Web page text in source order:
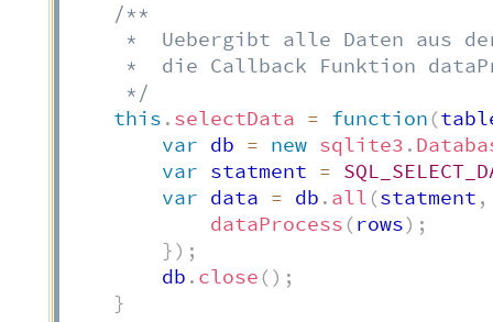
/**
*  Uebergibt alle Daten aus
*  die Callback Funktion
     */
this . selectData = function (
var db = new sqlite3 .
var statment =
var data = db . all (statment ,
dataProcess (rows) ;
}) ;
        db
. close () ;
}